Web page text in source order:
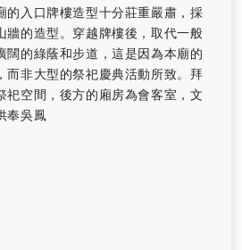
的入口牌樓造型十分莊重嚴肅，採
牆的造型。穿越牌樓後，取代一般
闊的綠蔭和步道，這是因為本廟的
而非大型的祭祀慶典活動所致。拜
祀空間，後方的廂房為會客室，文
奉吳鳳